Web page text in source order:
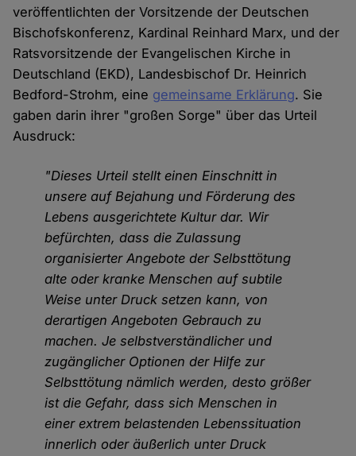
veröffentlichten der Vorsitzende der Deutschen
Bischofskonferenz, Kardinal Reinhard Marx, und der
Ratsvorsitzende der Evangelischen Kirche in
Deutschland (EKD), Landesbischof Dr. Heinrich
Bedford-Strohm, eine gemeinsame Erklärung. Sie
gaben darin ihrer "großen Sorge" über das Urteil
Ausdruck:
"Dieses Urteil stellt einen Einschnitt in
unsere auf Bejahung und Förderung des
Lebens ausgerichtete Kultur dar. Wir
befürchten, dass die Zulassung
organisierter Angebote der Selbsttötung
alte oder kranke Menschen auf subtile
Weise unter Druck setzen kann, von
derartigen Angeboten Gebrauch zu
machen. Je selbstverständlicher und
zugänglicher Optionen der Hilfe zur
Selbsttötung nämlich werden, desto größer
ist die Gefahr, dass sich Menschen in
einer extrem belastenden Lebenssituation
innerlich oder äußerlich unter Druck